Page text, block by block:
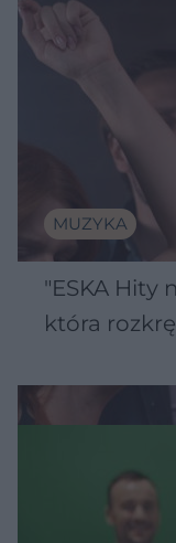
MUZYKA
"ESKA Hity
która